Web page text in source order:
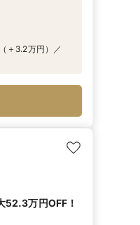
＋3.2万円）／
万円OFF！